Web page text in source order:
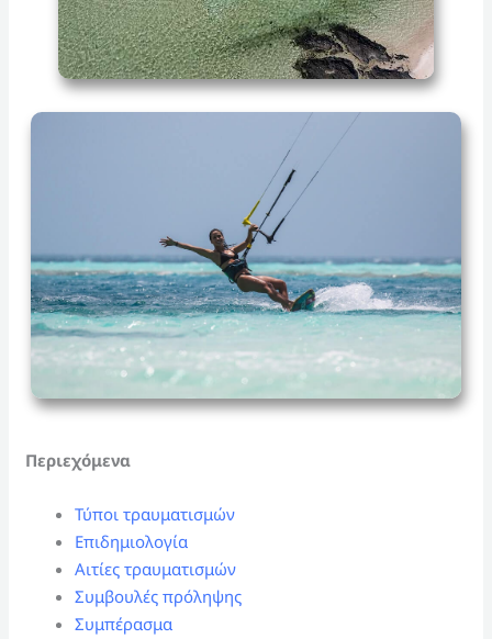
Περιεχόμενα
Τύποι τραυματισμών
Επιδημιολογία
Αιτίες τραυματισμών
Συμβουλές πρόληψης
Συμπέρασμα